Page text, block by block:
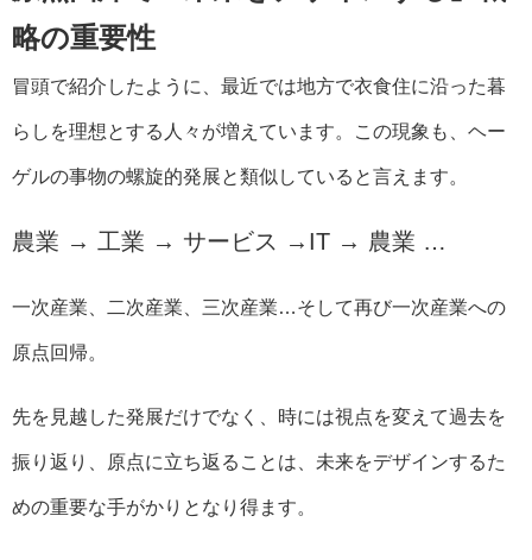
略の重要性
冒頭で紹介したように、最近では地方で衣食住に沿った暮
らしを理想とする人々が増えています。この現象も、ヘー
ゲルの事物の螺旋的発展と類似していると言えます。
農業 → 工業 → サービス →IT → 農業 …
一次産業、二次産業、三次産業…そして再び一次産業への
原点回帰。
先を見越した発展だけでなく、時には視点を変えて過去を
振り返り、原点に立ち返ることは、未来をデザインするた
めの重要な手がかりとなり得ます。